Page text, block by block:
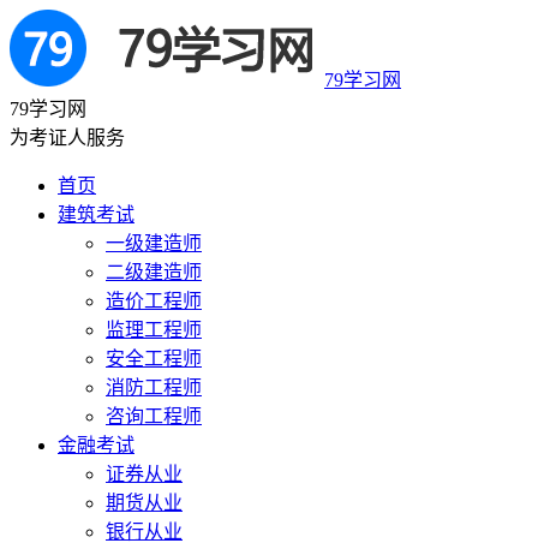
79学习网
79学习网
为考证人服务
首页
建筑考试
一级建造师
二级建造师
造价工程师
监理工程师
安全工程师
消防工程师
咨询工程师
金融考试
证券从业
期货从业
银行从业